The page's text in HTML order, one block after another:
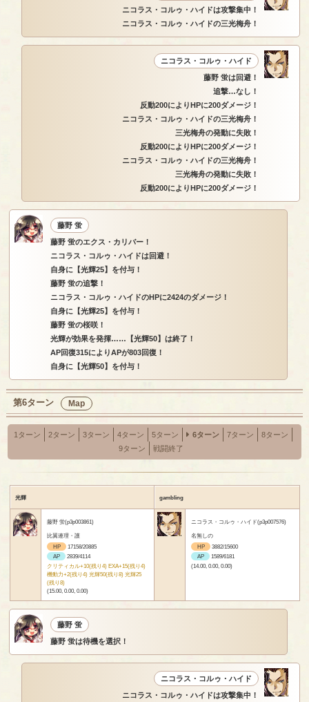
ニコラス・コルゥ・ハイドは攻撃集中！
ニコラス・コルゥ・ハイドの三光梅舟！
ニコラス・コルゥ・ハイド
藤野 蛍は回避！
追撃…なし！
反動200によりHPに200ダメージ！
ニコラス・コルゥ・ハイドの三光梅舟！
三光梅舟の発動に失敗！
反動200によりHPに200ダメージ！
ニコラス・コルゥ・ハイドの三光梅舟！
三光梅舟の発動に失敗！
反動200によりHPに200ダメージ！
藤野 蛍
藤野 蛍のエクス・カリバー！
ニコラス・コルゥ・ハイドは回避！
自身に【光輝25】を付与！
藤野 蛍の追撃！
ニコラス・コルゥ・ハイドのHPに2424のダメージ！
自身に【光輝25】を付与！
藤野 蛍の桜咲！
光輝が効果を発揮……【光輝50】は終了！
AP回復315によりAPが803回復！
自身に【光輝50】を付与！
第6ターン Map
1ターン 2ターン 3ターン 4ターン 5ターン 6ターン 7ターン
8ターン
9ターン
戦闘終了
光輝 gambling
藤野 蛍(p3p003861)
比翼連理・護
HP
17158/20885
AP
2839/4114
クリティカル+10(残り4) EXA+15(残り4)
機動力+2(残り4) 光輝50(残り8) 光輝25
(残り8)
(15.00, 0.00, 0.00)
ニコラス・コルゥ・ハイド(p3p007576)
名無しの
HP
3882/15600
AP
1589/6181
(14.00, 0.00, 0.00)
藤野 蛍
藤野 蛍は待機を選択！
ニコラス・コルゥ・ハイド
ニコラス・コルゥ・ハイドは攻撃集中！